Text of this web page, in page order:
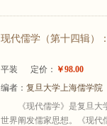
现代儒学（第十四辑）
平装 定价： ￥98.00
编者： 复旦大学上海儒学院
《现代儒学》是复旦
世界阐发儒家思想。《现代